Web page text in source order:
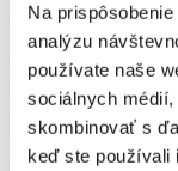
Na
analýzu
používate naše
sociálnych
skombinovať s
keď ste používali
Patty vlek a
Požičovňa -9:00 –
Patty Bistro – 8:00
Ubytovanie
RecepciaPO- Pi
Kontakt